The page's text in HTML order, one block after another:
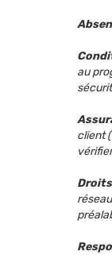
au
client